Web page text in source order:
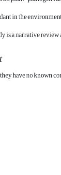
in the
is a narrative
have no known